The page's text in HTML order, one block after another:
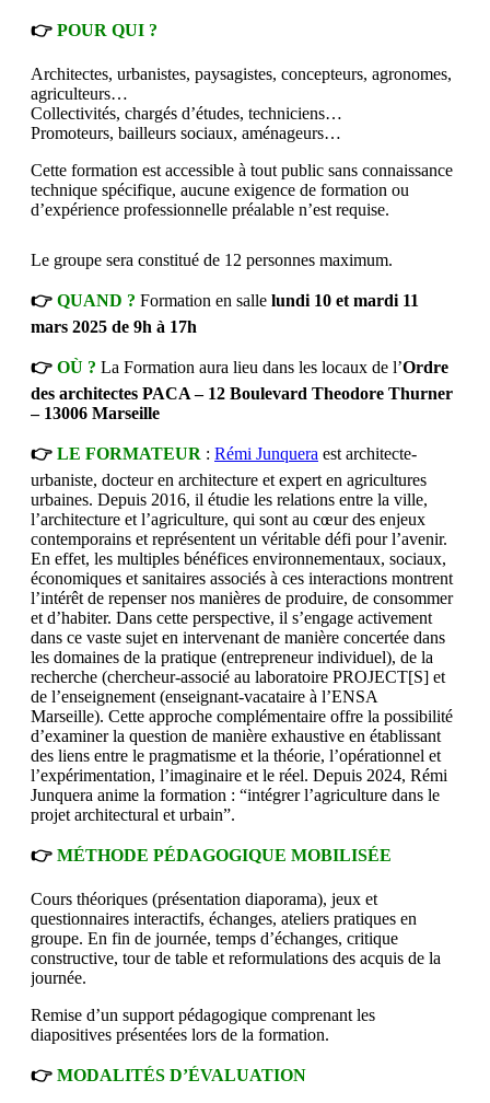
👉 POUR QUI ?
Architectes, urbanistes, paysagistes, concepteurs, agronomes,
agriculteurs…
Collectivités, chargés d’études, techniciens…
Promoteurs, bailleurs sociaux, aménageurs…
Cette formation est accessible à tout public sans connaissance
technique spécifique, aucune exigence de formation ou
d’expérience professionnelle préalable n’est requise.
Le groupe sera constitué de 12 personnes maximum.
👉 QUAND ? Formation en salle lundi 10 et mardi 11
mars 2025 de 9h à 17h
👉 OÙ ? La Formation aura lieu dans les locaux de l’Ordre
des architectes PACA – 12 Boulevard Theodore Thurner
– 13006 Marseille
👉 LE FORMATEUR : Rémi Junquera est architecte-
urbaniste, docteur en architecture et expert en agricultures
urbaines. Depuis 2016, il étudie les relations entre la ville,
l’architecture et l’agriculture, qui sont au cœur des enjeux
contemporains et représentent un véritable défi pour l’avenir.
En effet, les multiples bénéfices environnementaux, sociaux,
économiques et sanitaires associés à ces interactions montrent
l’intérêt de repenser nos manières de produire, de consommer
et d’habiter. Dans cette perspective, il s’engage activement
dans ce vaste sujet en intervenant de manière concertée dans
les domaines de la pratique (entrepreneur individuel), de la
recherche (chercheur-associé au laboratoire PROJECT[S] et
de l’enseignement (enseignant-vacataire à l’ENSA
Marseille). Cette approche complémentaire offre la possibilité
d’examiner la question de manière exhaustive en établissant
des liens entre le pragmatisme et la théorie, l’opérationnel et
l’expérimentation, l’imaginaire et le réel. Depuis 2024, Rémi
Junquera anime la formation : “intégrer l’agriculture dans le
projet architectural et urbain”.
👉 MÉTHODE PÉDAGOGIQUE MOBILISÉE
Cours théoriques (présentation diaporama), jeux et
questionnaires interactifs, échanges, ateliers pratiques en
groupe. En fin de journée, temps d’échanges, critique
constructive, tour de table et reformulations des acquis de la
journée.
Remise d’un support pédagogique comprenant les
diapositives présentées lors de la formation.
👉 MODALITÉS D’ÉVALUATION